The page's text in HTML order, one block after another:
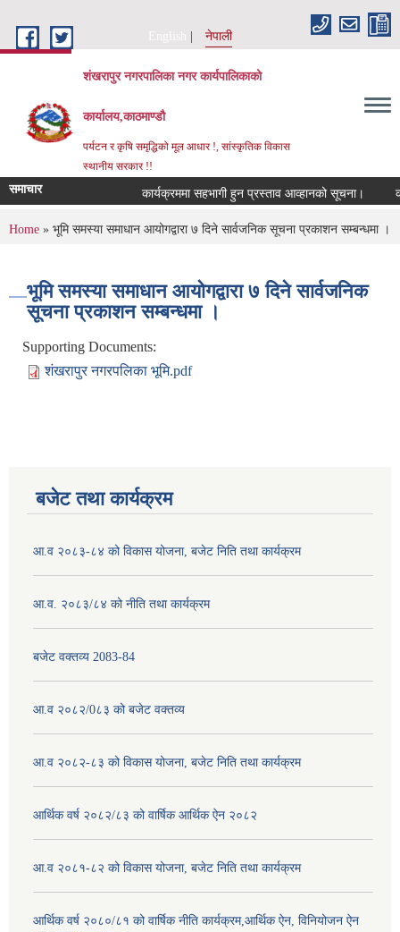
English
नेपाली
शंखरापुर नगरपालिका नगर कार्यपालिकाको
कार्यालय,काठमाण्डौ
पर्यटन र कृषि समृद्धिको मूल आधार !, सांस्कृतिक विकास
स्थानीय सरकार !!
समाचार कार्यक्रममा सहभागी हुन प्रस्ताव आव्हानको सूचना। कर
You are here
Home » भूमि समस्या समाधान आय‍ोगद्वारा ७ दिने सार्वजनिक सूचना प्रकाशन सम्बन्धमा ।
भूमि समस्या समाधान आय‍ोगद्वारा ७ दिने सार्वजनिक
सूचना प्रकाशन सम्बन्धमा ।
Supporting Documents:
शंखरापुर नगरपलिका भूमि.pdf
बजेट तथा कार्यक्रम
आ.व २०८३-८४ को विकास योजना, बजेट निति तथा कार्यक्रम
आ.व. २०८३/८४ को नीति तथा कार्यक्रम
बजेट वक्तव्य 2083-84
आ.व २०८२/0८३ को बजेट वक्तव्य
आ.व २०८२-८३ को विकास योजना, बजेट निति तथा कार्यक्रम
आर्थिक वर्ष २०८२/८३ को वार्षिक आर्थिक ऐन २०८२
आ.व २०८१-८२ को विकास योजना, बजेट निति तथा कार्यक्रम
आर्थिक वर्ष २०८०/८१ को वार्षिक नीति कार्यक्रम,आर्थिक ऐन, विनियोजन ऐन